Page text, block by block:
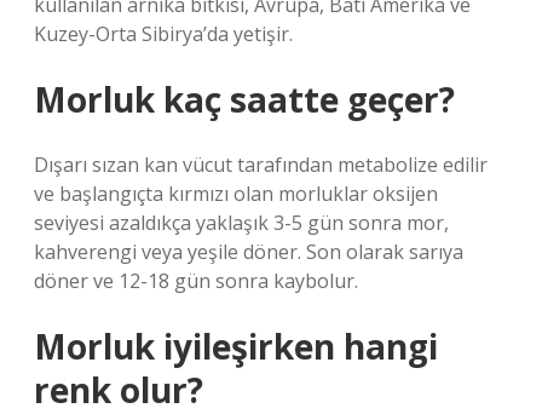
Kuzey-Orta Sibirya’da yetişir.
Morluk kaç saatte geçer?
Dışarı sızan kan vücut tarafından metabolize edilir
ve başlangıçta kırmızı olan morluklar oksijen
seviyesi azaldıkça yaklaşık 3-5 gün sonra mor,
kahverengi veya yeşile döner. Son olarak sarıya
döner ve 12-18 gün sonra kaybolur.
Morluk iyileşirken hangi
renk olur?